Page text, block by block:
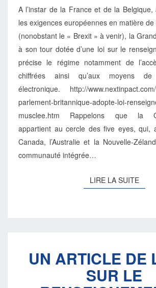
A l’instar de la France et de la
les exigences européennes en matière de
(nonobstant le « Brexit » à venir), la
à son tour dotée d’une loi sur le
précise le régime notamment de
chiffrées ainsi qu’aux moyens de
électronique. http://
parlement-britannique-adopte-loi-
musclee.htm Rappelons que la
appartient au cercle des five eyes, qui,
Canada, l’Australie et la Nouvelle-
communauté intégrée…
LIRE LA SUITELIRE
LA
ARTICLE
DE
LA
LOI
UN ARTICLE DE
SUR LE